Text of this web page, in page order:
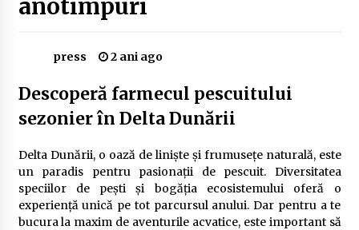
Delta Dunării
în România (2024)
2 ani ago
crap: Ghid complet pentru pescari
2 ani ago
Uloga lokalne ekonomije u razvoju zajednice
2 ani ago
anotimpuri
press 2 ani ago
Descoperă farmecul pescuitului
sezonier în Delta Dunării
Delta Dunării, o oază de liniște și frumusețe naturală, este
un paradis pentru pasionații de pescuit. Diversitatea
speciilor de pești și bogăția ecosistemului oferă o
experiență unică pe tot parcursul anului. Dar pentru a te
bucura la maxim de aventurile acvatice, este important să